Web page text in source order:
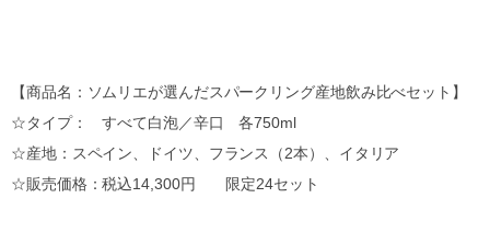
【商品名：ソムリエが選んだスパークリング産地飲み比べセット】
☆タイプ： すべて白泡／辛口 各750ml
☆産地：スペイン、ドイツ、フランス（2本）、イタリア
☆販売価格：税込14,300円 限定24セット